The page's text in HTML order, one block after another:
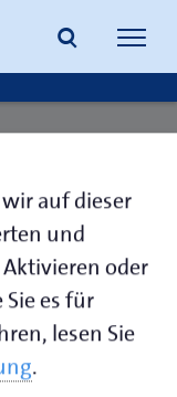
auf dieser
und
Aktivieren oder
es für
lesen Sie
.